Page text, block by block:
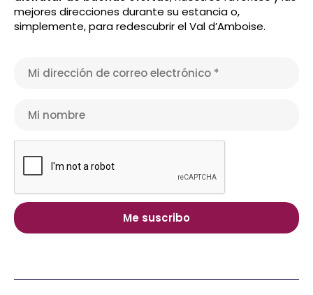
mejores direcciones durante su estancia o,
simplemente, para redescubrir el Val d’Amboise.